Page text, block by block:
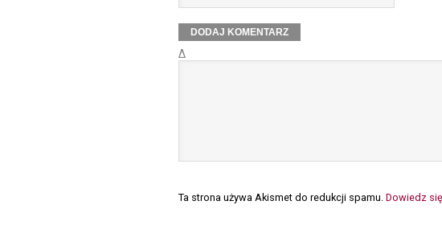
Δ
Ta strona używa Akismet do redukcji spamu. Dowiedz